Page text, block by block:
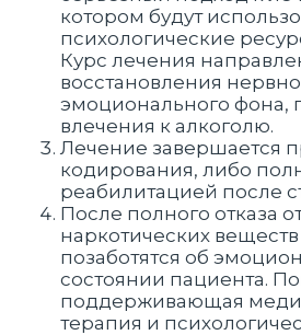
котором будут
психологические
Курс лечения
восстановления
эмоционального фона,
влечения к алкоголю.
Лечение завершается
кодирования, либо
реабилитацией после
После полного отказа
наркотических
позаботятся об
состоянии пациента.
поддерживающая
терапия и